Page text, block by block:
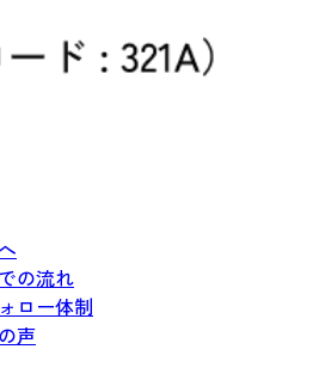
の流れ
ロー体制
声